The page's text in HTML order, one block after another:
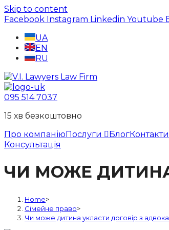
Skip to content
Facebook Instagram Linkedin Youtube
UA
EN
RU
095 514 7037
15 хв безкоштовно
Про компаніюПослуги БлогКонтакти
Консультація
ЧИ МОЖЕ
Home>
Сімейне право>
Чи може дитина укласти договір з